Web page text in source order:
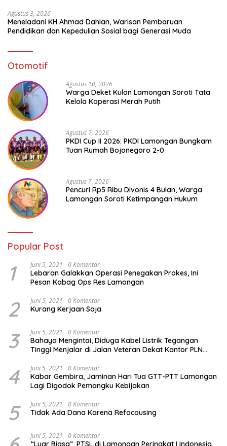
Agustus 3, 2026
Meneladani KH Ahmad Dahlan, Warisan Pembaruan
Pendidikan dan Kepedulian Sosial bagi Generasi Muda
Otomotif
Agustus 10, 2026
Warga Deket Kulon Lamongan Soroti Tata
Kelola Koperasi Merah Putih
Agustus 7, 2026
PKDI Cup II 2026: PKDI Lamongan Bungkam
Tuan Rumah Bojonegoro 2-0
Agustus 7, 2026
Pencuri Rp5 Ribu Divonis 4 Bulan, Warga
Lamongan Soroti Ketimpangan Hukum
Popular Post
1 Juni 5, 2021 0 Komentar
Lebaran Galakkan Operasi Penegakan Prokes, Ini
Pesan Kabag Ops Res Lamongan
2 Juni 5, 2021 0 Komentar
Kurang Kerjaan Saja
3 Juni 5, 2021 0 Komentar
Bahaya Mengintai, Diduga Kabel Listrik Tegangan
Tinggi Menjalar di Jalan Veteran Dekat Kantor PLN
4 Juni 5, 2021 0 Komentar
Kabar Gembira, Jaminan Hari Tua GTT-PTT Lamongan
Lagi Digodok Pemangku Kebijakan
5 Juni 5, 2021 0 Komentar
Tidak Ada Dana Karena Refocousing
Juni 5, 2021 0 Komentar
“Luar Biasa”, PTSL di Lamongan Peringkat I Indonesia,